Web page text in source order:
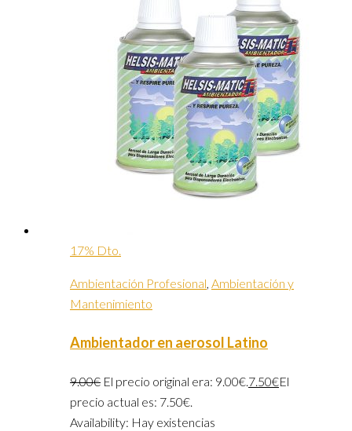
17% Dto.
Ambientación Profesional Ambientación y
Mantenimiento
Ambientador en aerosol Latino
9.00€ El precio original era: 9.00€. 7.50€El
precio actual es: 7.50€.
Availability: Hay existencias